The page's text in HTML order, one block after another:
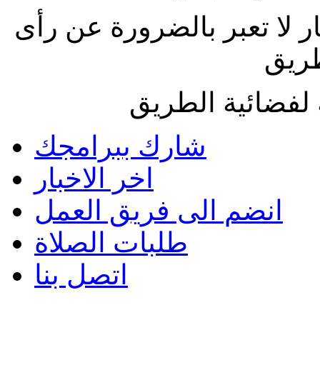
لا تعبر بالضرورة عن رأى
الطريق
شارك ببرامجك
اخر الاخبار
انضم الى فريق العمل
طلبات الصلاة
اتصل بنا